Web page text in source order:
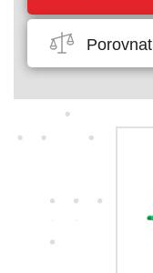
Porovnat